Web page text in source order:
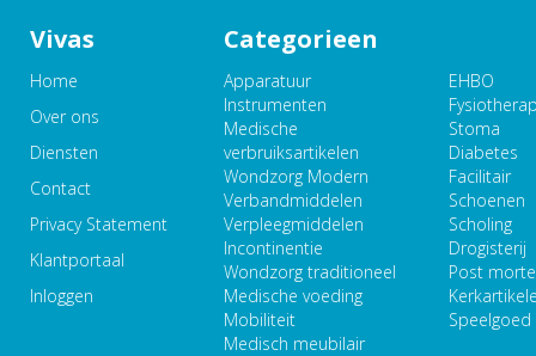
Vivas
Home
Over ons
Diensten
Contact
Privacy Statement
Klantportaal
Inloggen
Categorieen
Apparatuur
Instrumenten
Medische
verbruiksartikelen
Wondzorg Modern
Verbandmiddelen
Verpleegmiddelen
Incontinentie
Wondzorg traditioneel
Medische voeding
Mobiliteit
Medisch meubilair
EHBO
Stoma
Diabetes
Facilitair
Schoenen
Scholing
Drogisterij
Post
Speelgoed